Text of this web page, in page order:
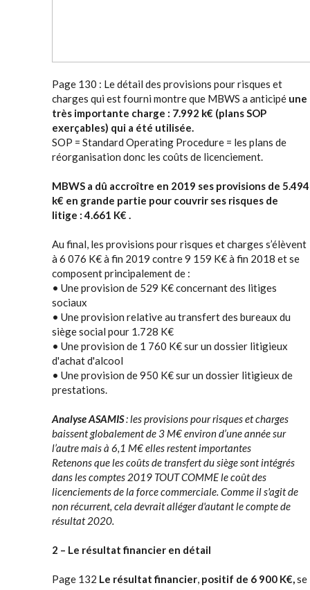
Page 130 : Le détail des provisions pour risques et
charges qui est fourni montre que MBWS a anticipé une
très importante charge : 7.992 k€ (plans SOP
exerçables) qui a été utilisée.
SOP = Standard Operating Procedure = les plans de
réorganisation donc les coûts de licenciement.
MBWS a dû accroître en 2019 ses provisions de 5.494
k€ en grande partie pour couvrir ses risques de
litige : 4.661 K€ .
Au final, les provisions pour risques et charges s’élèvent
à 6 076 K€ à fin 2019 contre 9 159 K€ à fin 2018 et se
composent principalement de :
• Une provision de 529 K€ concernant des litiges
sociaux
• Une provision relative au transfert des bureaux du
siège social pour 1.728 K€
• Une provision de 1 760 K€ sur un dossier litigieux
d'achat d'alcool
• Une provision de 950 K€ sur un dossier litigieux de
prestations.
Analyse ASAMIS: les provisions pour risques et charges
baissent globalement de 3 M€ environ d’une année sur
l’autre mais à 6,1 M€ elles restent importantes
Retenons que les coûts de transfert du siège sont intégrés
dans les comptes 2019 TOUT COMME le coût des
licenciements de la force commerciale. Comme il s'agit de
non récurrent, cela devrait alléger d'autant le compte de
résultat 2020.
2 – Le résultat financier en détail
Page 132 Le résultat financier, positif de 6 900 K€,se